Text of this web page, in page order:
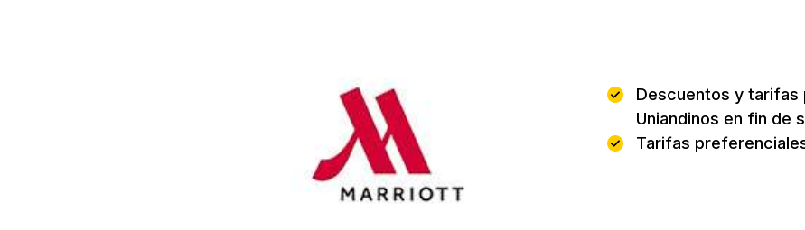
Descuentos y tarifas
Uniandinos en fin de
Tarifas